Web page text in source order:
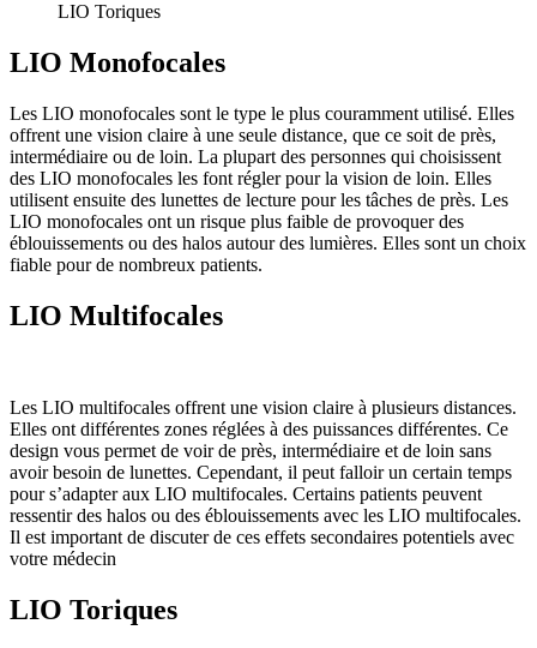
LIO Toriques
LIO Monofocales
Les LIO monofocales sont le type le plus couramment utilisé. Elles
offrent une vision claire à une seule distance, que ce soit de près,
intermédiaire ou de loin. La plupart des personnes qui choisissent
des LIO monofocales les font régler pour la vision de loin. Elles
utilisent ensuite des lunettes de lecture pour les tâches de près. Les
LIO monofocales ont un risque plus faible de provoquer des
éblouissements ou des halos autour des lumières. Elles sont un choix
fiable pour de nombreux patients.
LIO Multifocales
Les LIO multifocales offrent une vision claire à plusieurs distances.
Elles ont différentes zones réglées à des puissances différentes. Ce
design vous permet de voir de près, intermédiaire et de loin sans
avoir besoin de lunettes. Cependant, il peut falloir un certain temps
pour s’adapter aux LIO multifocales. Certains patients peuvent
ressentir des halos ou des éblouissements avec les LIO multifocales.
Il est important de discuter de ces effets secondaires potentiels avec
votre médecin
LIO Toriques